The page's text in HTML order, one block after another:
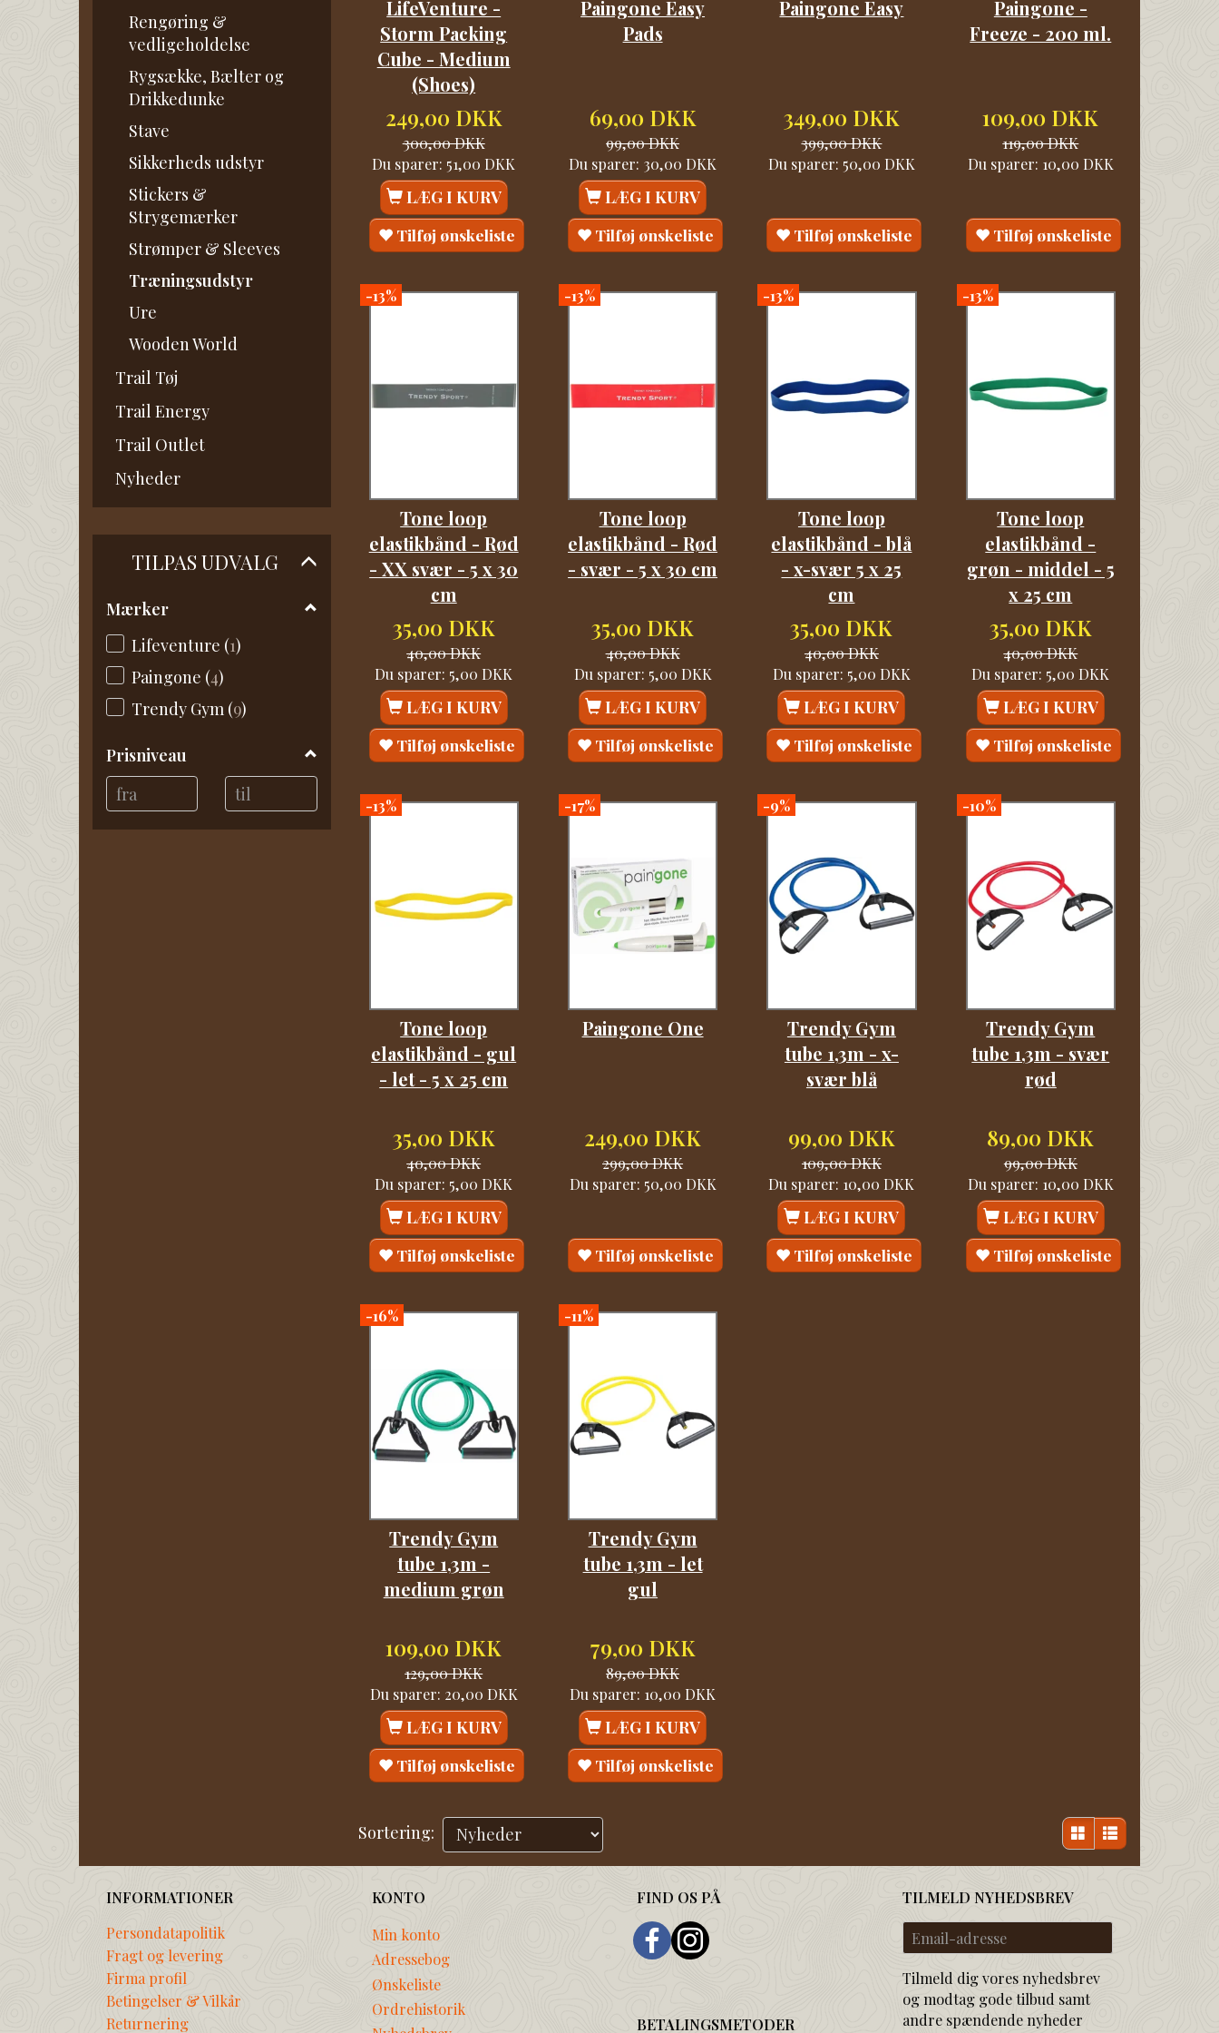
Rengøring &
vedligeholdelse
Rygsække, Bælter og
Drikkedunke
Stave
Sikkerheds udstyr
Stickers &
Strygemærker
Strømper & Sleeves
Træningsudstyr
Ure
Wooden World
Trail Tøj
Trail Energy
Trail Outlet
Nyheder
TILPAS UDVALG
Skifte
Mærker
Lifeventure (1)
Paingone (4)
Trendy Gym (9)
Prisniveau
LifeVenture -
Storm Packing
Cube - Medium
(Shoes)
249,00 DKK
300,00 DKK
Du sparer: 51,00 DKK
LÆG I KURV
Tilføj ønskeliste
Paingone Easy
Pads
69,00 DKK
99,00 DKK
Du sparer: 30,00 DKK
LÆG I KURV
Tilføj ønskeliste
Paingone Easy
349,00 DKK
399,00 DKK
Du sparer: 50,00 DKK
Tilføj ønskeliste
Paingone -
Freeze - 200 ml.
109,00 DKK
119,00 DKK
Du sparer: 10,00 DKK
Tilføj ønskeliste
-13%
Tone loop
elastikbånd - Rød
- XX svær - 5 x 30
cm
35,00 DKK
40,00 DKK
Du sparer: 5,00 DKK
LÆG I KURV
Tilføj ønskeliste
-13%
Tone loop
elastikbånd - Rød
- svær - 5 x 30 cm
35,00 DKK
40,00 DKK
Du sparer: 5,00 DKK
LÆG I KURV
Tilføj ønskeliste
-13%
Tone loop
elastikbånd - blå
- x-svær 5 x 25
cm
35,00 DKK
40,00 DKK
Du sparer: 5,00 DKK
LÆG I KURV
Tilføj ønskeliste
-13%
Tone loop
elastikbånd -
grøn - middel - 5
x 25 cm
35,00 DKK
40,00 DKK
Du sparer: 5,00 DKK
LÆG I KURV
Tilføj ønskeliste
-13%
Tone loop
elastikbånd - gul
- let - 5 x 25 cm
35,00 DKK
40,00 DKK
Du sparer: 5,00 DKK
LÆG I KURV
Tilføj ønskeliste
-17%
Paingone One
249,00 DKK
299,00 DKK
Du sparer: 50,00 DKK
Tilføj ønskeliste
-9%
Trendy Gym
tube 1,3m - x-
svær blå
99,00 DKK
109,00 DKK
Du sparer: 10,00 DKK
LÆG I KURV
Tilføj ønskeliste
-10%
Trendy Gym
tube 1,3m - svær
rød
89,00 DKK
99,00 DKK
Du sparer: 10,00 DKK
LÆG I KURV
Tilføj ønskeliste
-16%
Trendy Gym
tube 1,3m -
medium grøn
109,00 DKK
129,00 DKK
Du sparer: 20,00 DKK
LÆG I KURV
Tilføj ønskeliste
-11%
Trendy Gym
tube 1,3m - let
gul
79,00 DKK
89,00 DKK
Du sparer: 10,00 DKK
LÆG I KURV
Tilføj ønskeliste
Sortering:
INFORMATIONER
Persondatapolitik
Fragt og levering
Firma profil
Betingelser & Vilkår
Returnering
KONTO
Min konto
Adressebog
Ønskeliste
Ordrehistorik
FIND OS PÅ
BETALINGSMETODER
TILMELD NYHEDSBREV
Email-
adresse
Tilmeld dig vores nyhedsbrev
og modtag gode tilbud samt
andre spændende nyheder